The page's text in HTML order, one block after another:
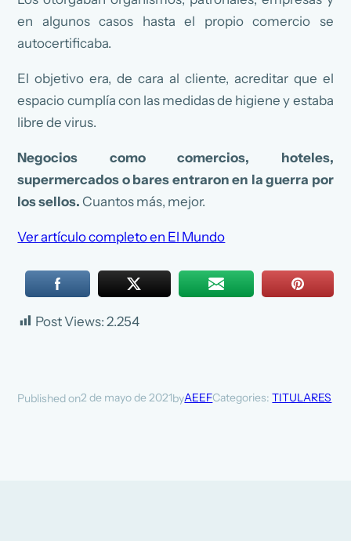
en algunos casos hasta el propio comercio se
autocertificaba.
El objetivo era, de cara al cliente, acreditar que el
espacio cumplía con las medidas de higiene y estaba
libre de virus.
Negocios como comercios, hoteles,
supermercados o bares entraron en la guerra por
los sellos. Cuantos más, mejor.
Ver artículo completo en El Mundo
Post Views: 2.254
Published on2 de mayo de 2021byAEEFCategories:TITULARES